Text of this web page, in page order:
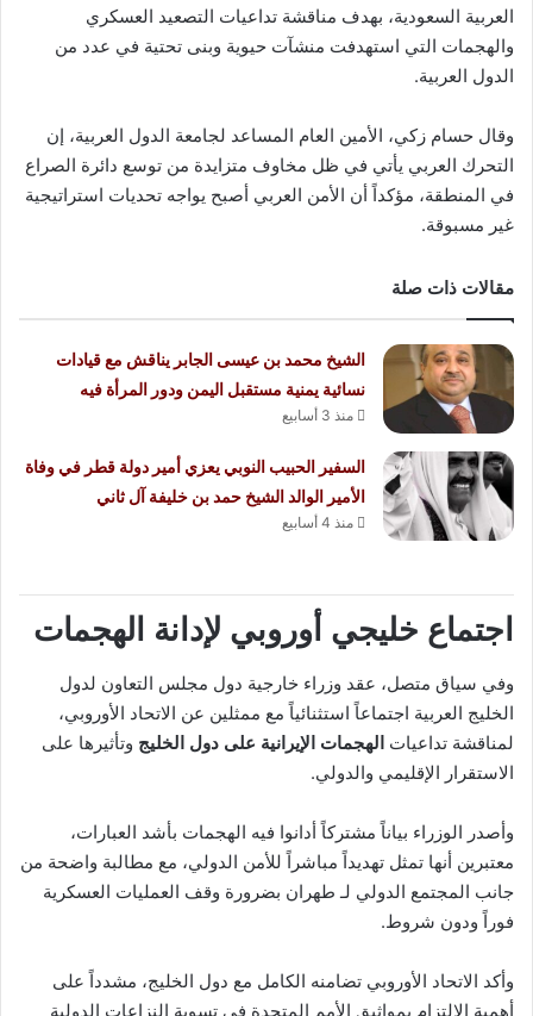
العربية السعودية، بهدف مناقشة تداعيات التصعيد العسكري
والهجمات التي استهدفت منشآت حيوية وبنى تحتية في عدد من
الدول العربية.
وقال حسام زكي، الأمين العام المساعد لجامعة الدول العربية، إن
التحرك العربي يأتي في ظل مخاوف متزايدة من توسع دائرة الصراع
في المنطقة، مؤكداً أن الأمن العربي أصبح يواجه تحديات استراتيجية
غير مسبوقة.
مقالات ذات صلة
الشيخ محمد بن عيسى الجابر يناقش مع قيادات
نسائية يمنية مستقبل اليمن ودور المرأة فيه
منذ 3 أسابيع
السفير الحبيب النوبي يعزي أمير دولة قطر في وفاة
الأمير الوالد الشيخ حمد بن خليفة آل ثاني
منذ 4 أسابيع
اجتماع خليجي أوروبي لإدانة الهجمات
وفي سياق متصل، عقد وزراء خارجية دول مجلس التعاون لدول
الخليج العربية اجتماعاً استثنائياً مع ممثلين عن الاتحاد الأوروبي،
لمناقشة تداعيات الهجمات الإيرانية على دول الخليج وتأثيرها على
الاستقرار الإقليمي والدولي.
وأصدر الوزراء بياناً مشتركاً أدانوا فيه الهجمات بأشد العبارات،
معتبرين أنها تمثل تهديداً مباشراً للأمن الدولي، مع مطالبة واضحة من
جانب المجتمع الدولي لـ طهران بضرورة وقف العمليات العسكرية
فوراً ودون شروط.
وأكد الاتحاد الأوروبي تضامنه الكامل مع دول الخليج، مشدداً على
أهمية الالتزام بمواثيق الأمم المتحدة في تسوية النزاعات الدولية